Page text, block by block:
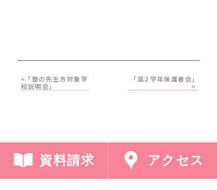
資料請求 アクセス
< 「塾の先生方対象学
校説明会」
「高２学年保護者会」
>